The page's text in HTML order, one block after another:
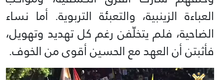
العباءة الزينبية، والتعبئة التربوية. أما نساء
الضاحية، فلم يتخلّفن رغم كل تهديد وتهويل،
فأثبتن أن العهد مع الحسين أقوى من الخوف.